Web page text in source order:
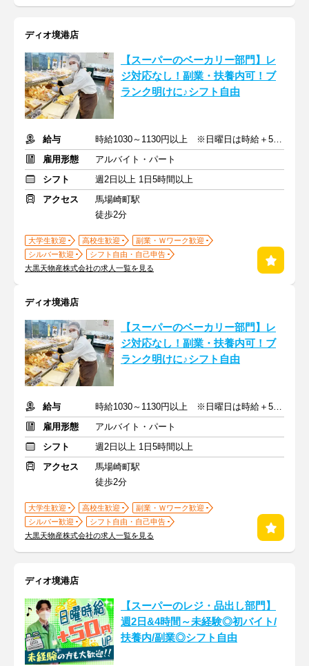
ディオ境港店
【スーパーのベーカリー部門】レ
ジ対応なし！副業・扶養内可！ブ
ランク明けに♪シフト自由
給与
時給1030～1130円以上 ※日曜日は時給＋50円
雇用形態
アルバイト・パート
シフト
週2日以上 1日5時間以上
アクセス
馬場崎町駅
徒歩2分
大学生歓迎 高校生歓迎
副業・Ｗワーク歓迎
シルバー歓迎
シフト自由・自己申告
大黒天物産株式会社の求人一覧を見る
ディオ境港店
【スーパーのベーカリー部門】レ
ジ対応なし！副業・扶養内可！ブ
ランク明けに♪シフト自由
給与
時給1030～1130円以上 ※日曜日は時給＋50円
雇用形態
アルバイト・パート
シフト
週2日以上 1日5時間以上
アクセス
馬場崎町駅
徒歩2分
大学生歓迎 高校生歓迎
副業・Ｗワーク歓迎
シルバー歓迎
シフト自由・自己申告
大黒天物産株式会社の求人一覧を見る
ディオ境港店
【スーパーのレジ・品出し部門】
週2日&4時間～未経験◎初バイト/
扶養内/副業◎シフト自由